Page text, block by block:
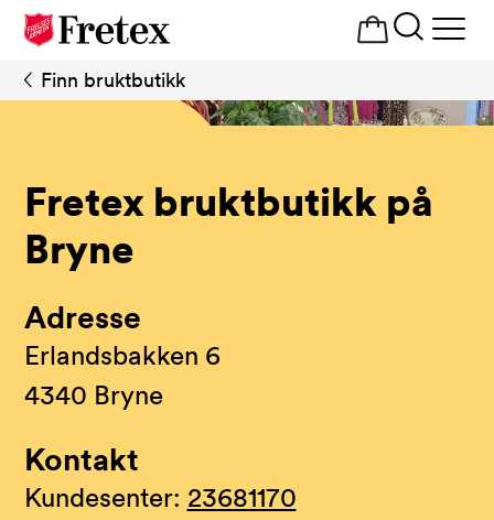
Åpne
Finn bruktbutikk
Fretex bruktbutikk på
Bryne
Adresse
Erlandsbakken 6
4340 Bryne
Kontakt
Kundesenter: 23681170